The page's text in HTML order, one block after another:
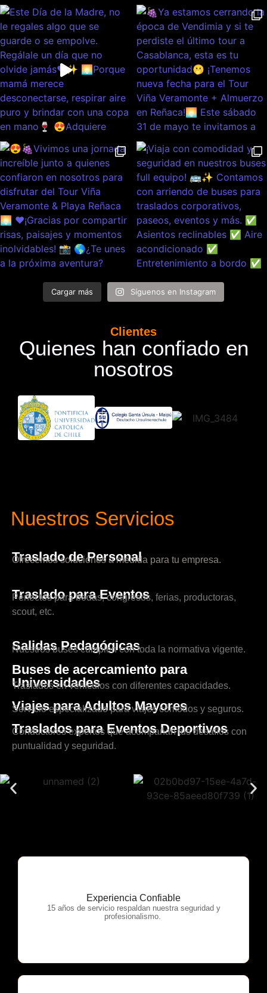
Cargar más Síguenos en Instagram
Clientes
Quienes han confiado en
nosotros
Nuestros Servicios
Traslado de Personal
Ofrecemos soluciones a medida para tu empresa.
Traslado para Eventos
Perfectos para bodas, congresos, ferias, productoras,
scout, etc.
Salidas Pedagógicas
Nuestros buses cumplen con toda la normativa vigente.
Buses de acercamiento para
Universidades
Traslados en vehículos con diferentes capacidades.
Viajes para Adultos Mayores
Servicio especializado para viajes cómodos y seguros.
Traslados para Eventos Deportivos
Conductores expertos que acompañan tus desafíos con
puntualidad y seguridad.
Experiencia Confiable
15 años de servicio respaldan nuestra seguridad y
profesionalismo.
OTP Servicios